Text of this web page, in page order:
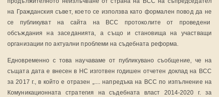
на Гражданския съвет, което се използва като формален повод да не
се публикуват на сайта на ВСС протоколите от проведени
обсъждания на заседанията, а също и становища на участващи
организации по актуални проблеми на съдебната реформа.
Едновременно с това научаваме от публикувано съобщение, че на
същата дата е внесен в НС изготвен годишен отчетен доклад на ВСС
за 2017 г., в който е отразен „.... напредъка на ВСС по изпълнение на
Комуникационната стратегия на съдебната власт 2014-2020 г. за